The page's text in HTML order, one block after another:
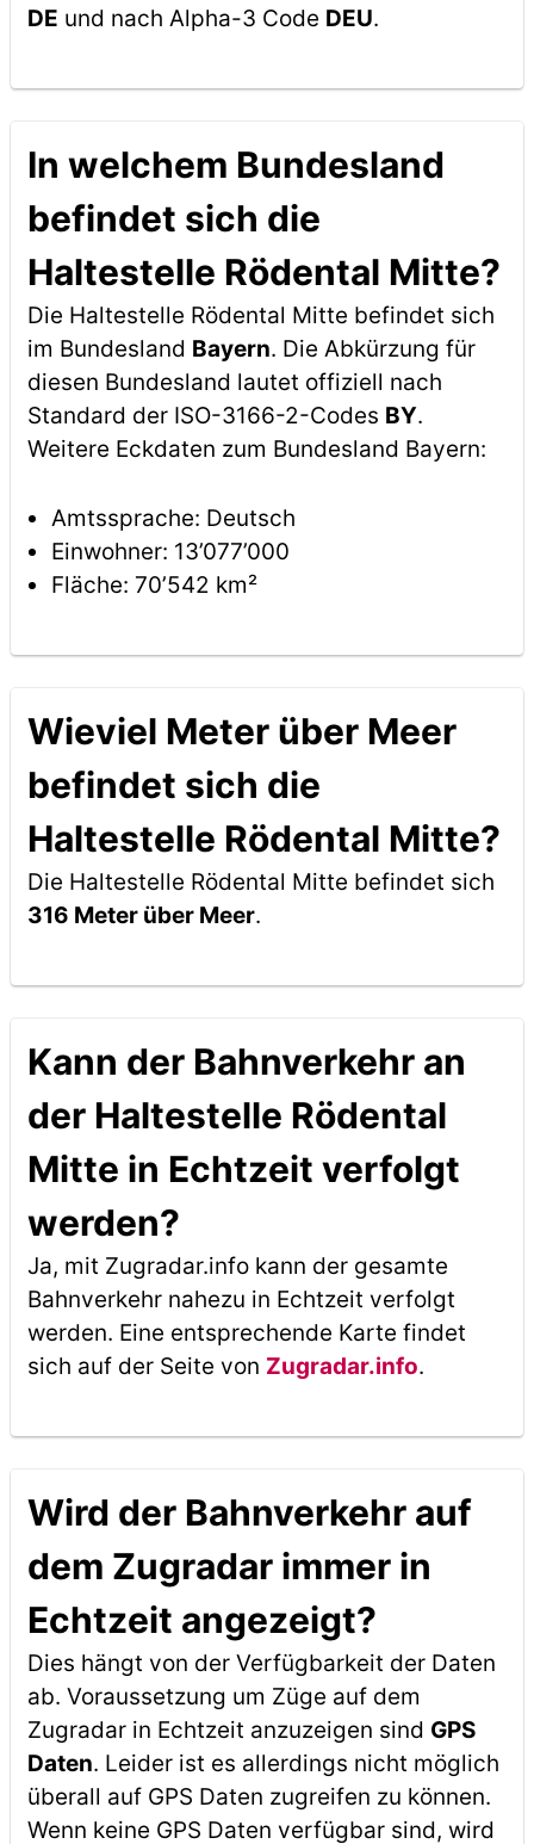
DE und nach Alpha-3 Code DEU.
In welchem Bundesland
befindet sich die
Haltestelle Rödental Mitte?
Die Haltestelle Rödental Mitte befindet sich
im Bundesland Bayern. Die Abkürzung für
diesen Bundesland lautet offiziell nach
Standard der ISO-3166-2-Codes BY.
Weitere Eckdaten zum Bundesland Bayern:
Amtssprache: Deutsch
Einwohner: 13’077’000
Fläche: 70’542 km²
Wieviel Meter über Meer
befindet sich die
Haltestelle Rödental Mitte?
Die Haltestelle Rödental Mitte befindet sich
316 Meter über Meer.
Kann der Bahnverkehr an
der Haltestelle Rödental
Mitte in Echtzeit verfolgt
werden?
Ja, mit Zugradar.info kann der gesamte
Bahnverkehr nahezu in Echtzeit verfolgt
werden. Eine entsprechende Karte findet
sich auf der Seite von Zugradar.info.
Wird der Bahnverkehr auf
dem Zugradar immer in
Echtzeit angezeigt?
Dies hängt von der Verfügbarkeit der Daten
ab. Voraussetzung um Züge auf dem
Zugradar in Echtzeit anzuzeigen sind GPS
Daten. Leider ist es allerdings nicht möglich
überall auf GPS Daten zugreifen zu können.
Wenn keine GPS Daten verfügbar sind, wird